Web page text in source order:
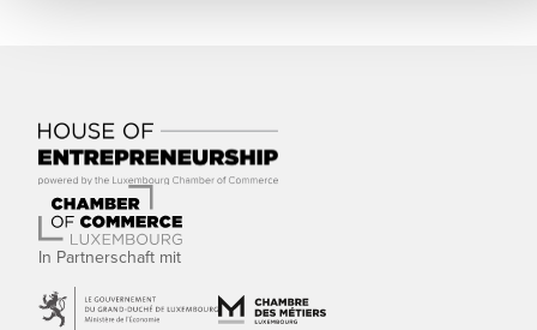
In Partnerschaft mit